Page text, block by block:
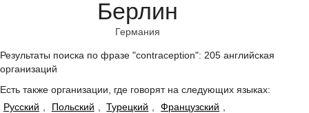
Берлин
Германия
Результаты поиска по фразе "contraception": 205 английская
организаций
Есть также организации, где говорят на следующих языках:
Русский
Польский Турецкий Французский